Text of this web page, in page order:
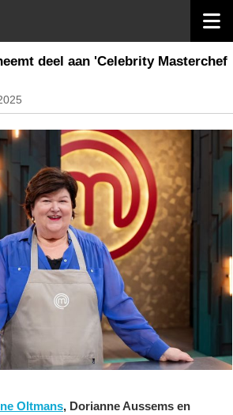
deel aan 'Celebrity Masterchef
Oltmans, Dorianne Aussems en